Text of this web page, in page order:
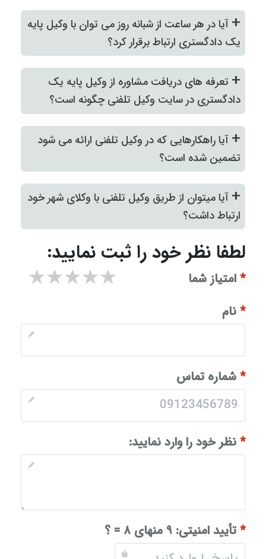
+ آیا در هر ساعت از شبانه روز می توان با وکیل پایه
یک دادگستری ارتباط برقرار کرد؟
+ تعرفه های دریافت مشاوره از وکیل پایه یک
دادگستری در سایت وکیل تلفنی چگونه است؟
+ آیا راهکارهایی که در وکیل تلفنی ارائه می شود
تضمین شده است؟
+ آیا میتوان از طریق وکیل تلفنی با وکلای شهر خود
ارتباط داشت؟
لطفا نظر خود را ثبت نمایید:
*امتیاز شما ۵ stars ۴ stars ۳ stars ۲ stars
*نام
*شماره تماس
*نظر خود را وارد نمایید:
*تأیید امنیتی: ۹ منهای ۸ = ؟